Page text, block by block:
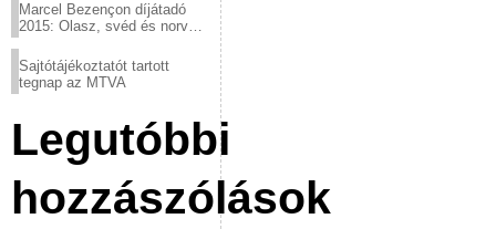
Marcel Bezençon díjátadó
2015: Olasz, svéd és norvég
Sajtótájékoztatót tartott
tegnap az MTVA
Legutóbbi
hozzászólások